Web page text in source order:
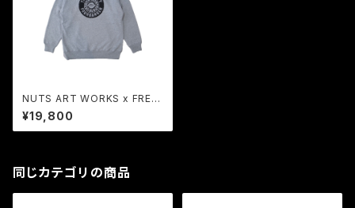
NUTS ART WORKS x FREA
K | COLLABORATION Swea
t Hoodie HG
¥19,800
同じカテゴリの商品